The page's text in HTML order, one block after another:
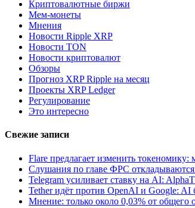
Криптовалютные биржи
Мем-монеты
Мнения
Новости Ripple XRP
Новости TON
Новости криптовалют
Обзоры
Прогноз XRP Ripple на месяц
Проекты XRP Ledger
Регулирование
Это интересно
Свежие записи
Flare предлагает изменить
Слушания по главе ФРС
Telegram усиливает ставку на AI:
Tether идёт против OpenAI и Google:
Мнение: только около 0,03% от